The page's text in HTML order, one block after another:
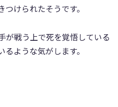
けられたそうです。
が戦う上で死を覚悟している
ような気がします。